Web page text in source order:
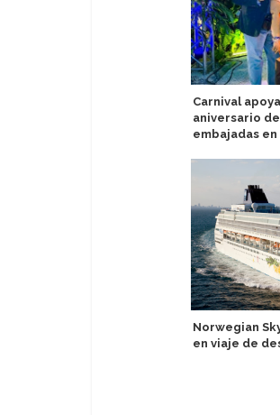
Carnival
aniversario de
embajadas
Norwegian
en viaje de